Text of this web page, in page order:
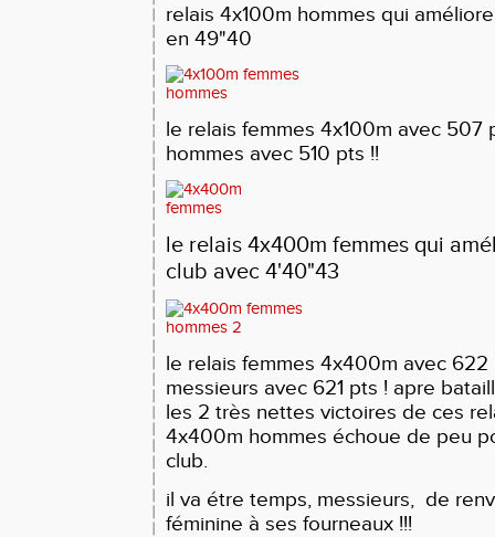
relais 4x100m hommes qui
en 49"40
le relais femmes 4x100m avec 507
hommes avec 510 pts !!
le relais 4x400m femmes qui
club avec 4'40"43
le relais femmes 4x400m avec
messieurs avec 621 pts ! apre
les 2 très nettes victoires de ces
4x400m hommes échoue de peu
club.
il va étre temps, messieurs, de
féminine à ses fourneaux !!!